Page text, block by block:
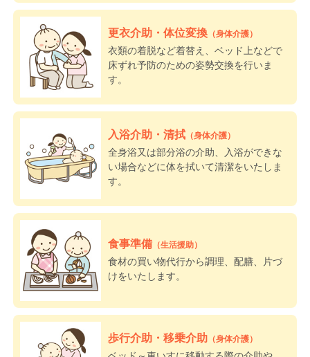
更衣介助・体位変換（身体介護）
衣類の着脱など着替え、ベッド上などで
床ずれ予防のための姿勢交換を行いま
す。
入浴介助・清拭（身体介護）
全身浴又は部分浴の介助、入浴ができな
い場合などに体を拭いて清潔をいたしま
す。
食事準備（生活援助）
食材の買い物代行から調理、配膳、片づ
けをいたします。
歩行介助・移乗介助 （身体介護）